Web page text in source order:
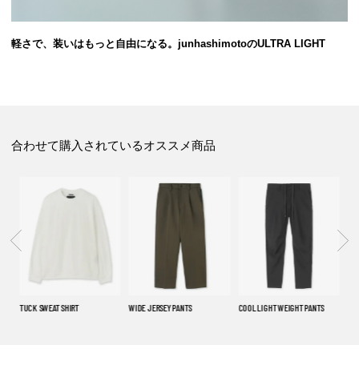
軽さで、装いはもっと自由になる。junhashimotoのULTRA LIGHT
合わせて購入されているオススメ商品
TUCK SWEAT SHIRT WIDE JERSEY PANTS COOL LIGHT WEIGHT PANTS